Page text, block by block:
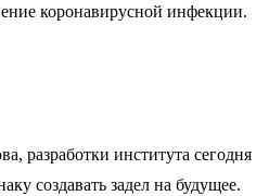
коронавирусной инфекции.
разработки института сегодня
создавать задел на будущее.